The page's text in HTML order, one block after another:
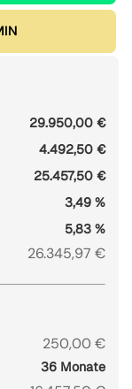
29.950,00 €
4.492,50 €
25.457,50 €
3,49 %
5,83 %
26.345,97 €
250,00 €
36 Monate